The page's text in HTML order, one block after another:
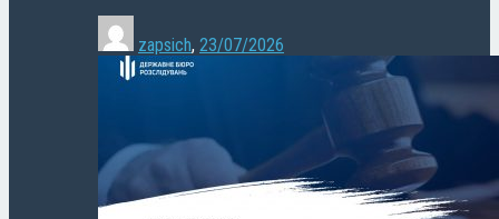
zapsich, 23/07/2026